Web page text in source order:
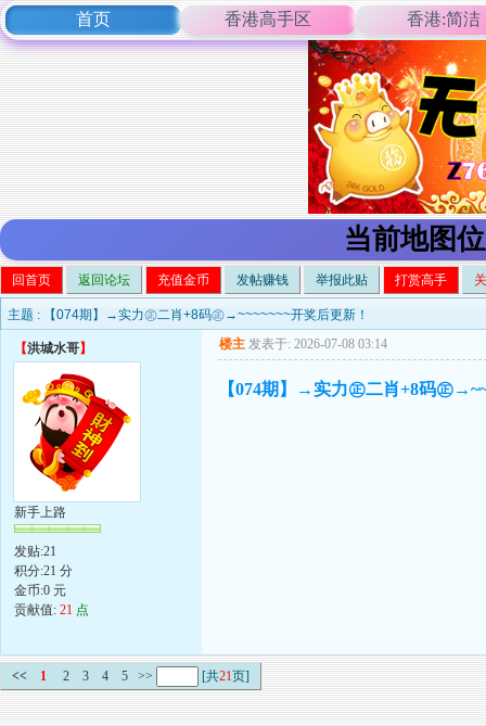
首页 香港高手区 香港:简洁
当前地图
回首页 返回论坛 充值金币 发帖赚钱 举报此贴 打赏高手
主题 : 【074期】→实力㊣二肖+8码㊣→~~~~~~~开奖后更新！
【洪城水哥】
新手上路
发贴:21
积分:21 分
金币:0 元
贡献值: 21 点
楼主 发表于: 2026-07-08 03:14
【074期】→实力㊣二肖+8码㊣
<< 1 2 3 4 5 >> [共21页]